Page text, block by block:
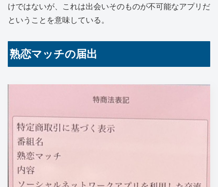
けではないが、これは出会いそのものが不可能なアプリだ
ということを意味している。
熟恋マッチの届出